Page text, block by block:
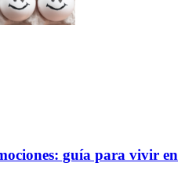
guía para vivir en